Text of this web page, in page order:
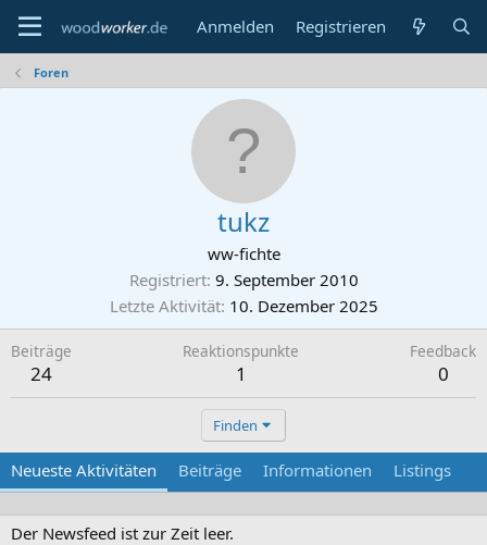
Anmelden Registrieren
Foren
tukz
ww-fichte
Registriert 9. September 2010
Letzte Aktivität 10. Dezember 2025
Beiträge
24
Reaktionspunkte
1
Feedback
0
Finden
Neueste Aktivitäten Beiträge Informationen Listings
Der Newsfeed ist zur Zeit leer.